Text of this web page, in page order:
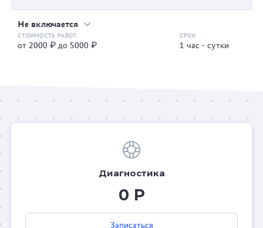
Не включается
от 2000 ₽ до 5000 ₽ 1 час - сутки
Диагностика
0 Р
Записаться